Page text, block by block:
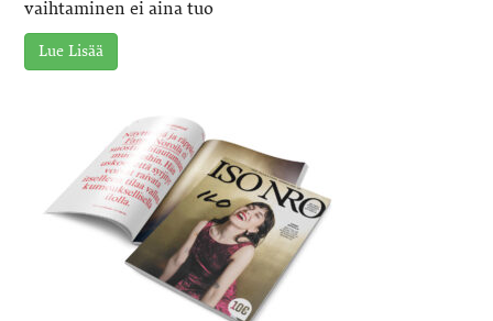
vaihtaminen ei aina tuo
Lue Lisää